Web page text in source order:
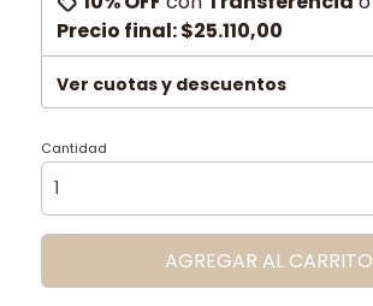
Precio final:$25.110,00
Ver cuotas y descuentos
Cantidad
AGREGAR AL CARRITO